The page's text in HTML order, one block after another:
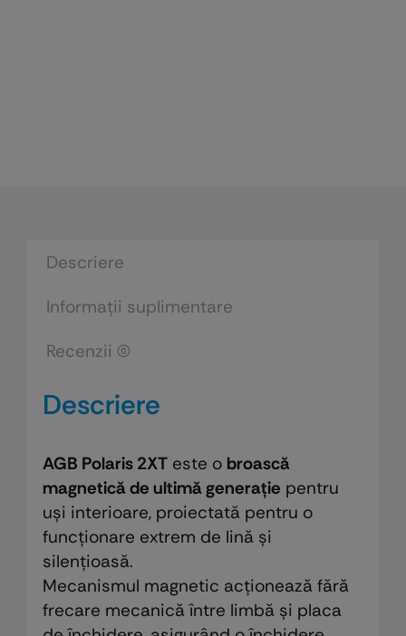
Descriere
Informații suplimentare
Recenzii (0)
Descriere
AGB Polaris 2XTeste o broască
magnetică de ultimă generație pentru
uși interioare, proiectată pentru o
funcționare extrem de lină și
silențioasă.
Mecanismul magnetic acționează fără
frecare mecanică între limbă și placa